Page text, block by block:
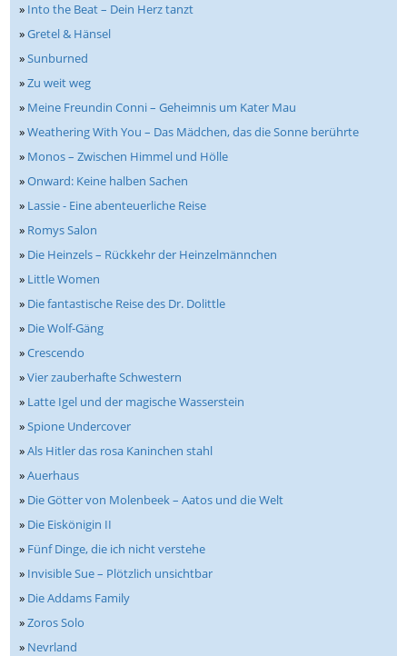
» Into the Beat – Dein Herz tanzt
»Gretel & Hänsel
»Sunburned
»Zu weit weg
» Meine Freundin Conni – Geheimnis um Kater Mau
»Weathering With You – Das Mädchen, das die Sonne berührte
» Monos – Zwischen Himmel und Hölle
»Onward: Keine halben Sachen
» Lassie - Eine abenteuerliche Reise
» Romys Salon
» Die Heinzels – Rückkehr der Heinzelmännchen
» Little Women
» Die fantastische Reise des Dr. Dolittle
» Die Wolf-Gäng
»Crescendo
»Vier zauberhafte Schwestern
» Latte Igel und der magische Wasserstein
»Spione Undercover
»Als Hitler das rosa Kaninchen stahl
»Auerhaus
» Die Götter von Molenbeek – Aatos und die Welt
» Die Eiskönigin II
» Fünf Dinge, die ich nicht verstehe
» Invisible Sue – Plötzlich unsichtbar
» Die Addams Family
»Zoros Solo
» Nevrland